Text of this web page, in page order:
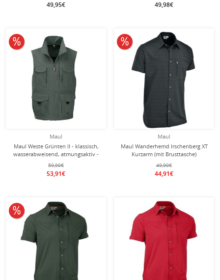
49,95€ 49,98€
Maul
Maul Weste Grünten II - klassisch,
wasserabweisend, atmungsaktiv -
olivegrün Herren
59,90€
53,91€
10% reduziert
Maul
Maul Wanderhemd Irschenberg XT
Kurzarm (mit Brusttasche)
dunkelgrau Herren
49,90€
44,91€
10% reduziert
10% reduziert